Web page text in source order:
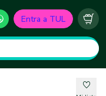
Entra a TUL